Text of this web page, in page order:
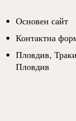
Основен сайт
Контактна
Пловдив,
Пловдив